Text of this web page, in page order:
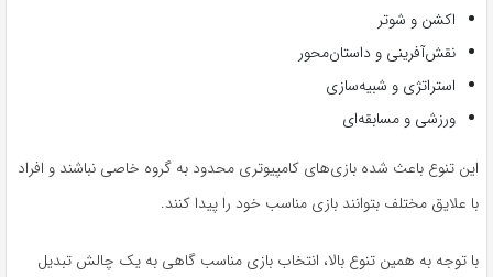
اکشن و شوتر
نقش‌آفرینی و داستان‌محور
استراتژی و شبیه‌سازی
ورزشی و مسابقه‌ای
این تنوع باعث شده بازی‌های کامپیوتری محدود به گروه خاصی نباشند و افراد
با علایق مختلف بتوانند بازی مناسب خود را پیدا کنند.
با توجه به همین تنوع بالا، انتخاب بازی مناسب گاهی به یک چالش تبدیل